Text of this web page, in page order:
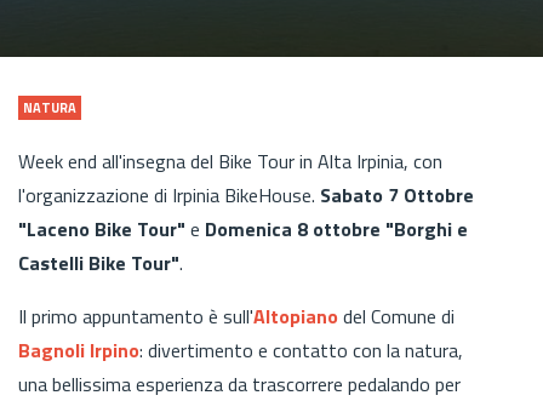
NATURA
Week end all'insegna del Bike Tour in Alta Irpinia, con
l'organizzazione di Irpinia BikeHouse. Sabato 7 Ottobre
"Laceno Bike Tour" e Domenica 8 ottobre "Borghi e
Castelli Bike Tour".
Il primo appuntamento è sull'Altopiano del Comune di
Bagnoli Irpino: divertimento e contatto con la natura,
una bellissima esperienza da trascorrere pedalando per